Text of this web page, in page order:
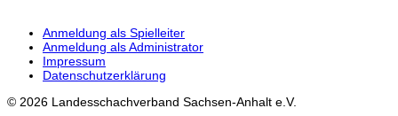
Anmeldung als Spielleiter
Anmeldung als Administrator
Impressum
Datenschutzerklärung
© 2026 Landesschachverband Sachsen-Anhalt e.V.